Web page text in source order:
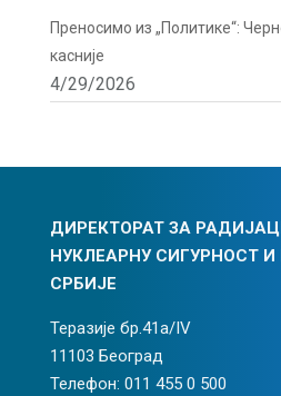
Преносимо из „Политике“:
касније
4/29/2026
ДИРЕКТОРАТ ЗА
НУКЛЕАРНУ СИГУРНОСТ
СРБИЈЕ
Теразије бр.41а/IV
11103 Београд
Телефон: 011 455 0 500